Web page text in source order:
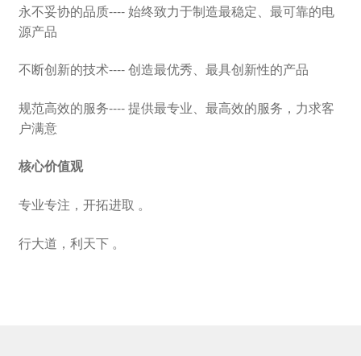
永不妥协的品质---- 始终致力于制造最稳定、最可靠的电
源产品
不断创新的技术---- 创造最优秀、最具创新性的产品
规范高效的服务---- 提供最专业、最高效的服务，力求客
户满意
核心价值观
专业专注，开拓进取 。
行大道，利天下 。